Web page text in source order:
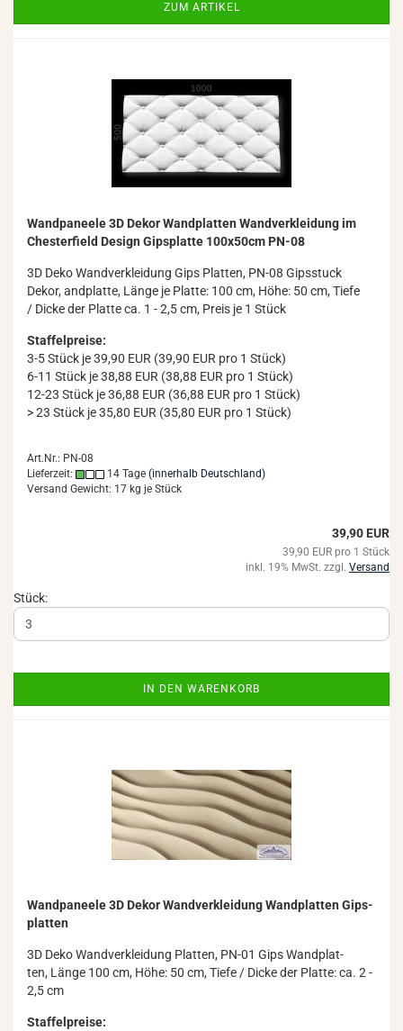
ZUM ARTIKEL
Wand­pa­nee­le 3D Dekor Wand­plat­ten Wand­ver­klei­dung im
Ches­ter­field De­sign Gips­plat­te 100x50cm PN-08
3D Deko Wand­ver­klei­dung Gips Plat­ten, PN-08 Gips­stuck
Dekor, an­d­plat­te, Länge je Plat­te: 100 cm, Höhe: 50 cm, Tiefe
/ Dicke der Plat­te ca. 1 - 2,5 cm, Preis je 1 Stück
Staffelpreise:
3-5 Stück je 39,90 EUR (39,90 EUR pro 1 Stück)
6-11 Stück je 38,88 EUR (38,88 EUR pro 1 Stück)
12-23 Stück je 36,88 EUR (36,88 EUR pro 1 Stück)
> 23 Stück je 35,80 EUR (35,80 EUR pro 1 Stück)
Art.Nr.: PN-08
Lieferzeit:
14 Tage (innerhalb Deutschland)
Versand Gewicht: 17 kg je Stück
39,90 EUR
39,90 EUR pro 1 Stück
inkl. 19% MwSt. zzgl. Versand
Stück:
IN DEN WARENKORB
Wand­pa­nee­le 3D Dekor Wand­ver­klei­dung Wand­plat­ten Gips­
plat­ten
3D Deko Wand­ver­klei­dung Plat­ten, PN-01 Gips Wand­plat­
ten, Länge 100 cm, Höhe: 50 cm, Tiefe / Dicke der Plat­te: ca. 2 -
2,5 cm
Staffelpreise: